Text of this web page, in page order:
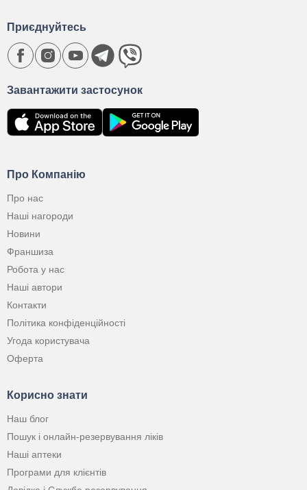
Про Компанію
Про нас
Наші нагороди
Новини
Франшиза
Робота у нас
Наші автори
Контакти
Політика конфіденційності
Угода користувача
Оферта
Корисно знати
Наш блог
Пошук і онлайн-резервування ліків
Наші аптеки
Програми для клієнтів
Завантажити застосунок
Приєднуйтесь